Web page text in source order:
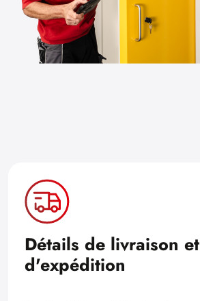
Détails de livraison et
d'expédition